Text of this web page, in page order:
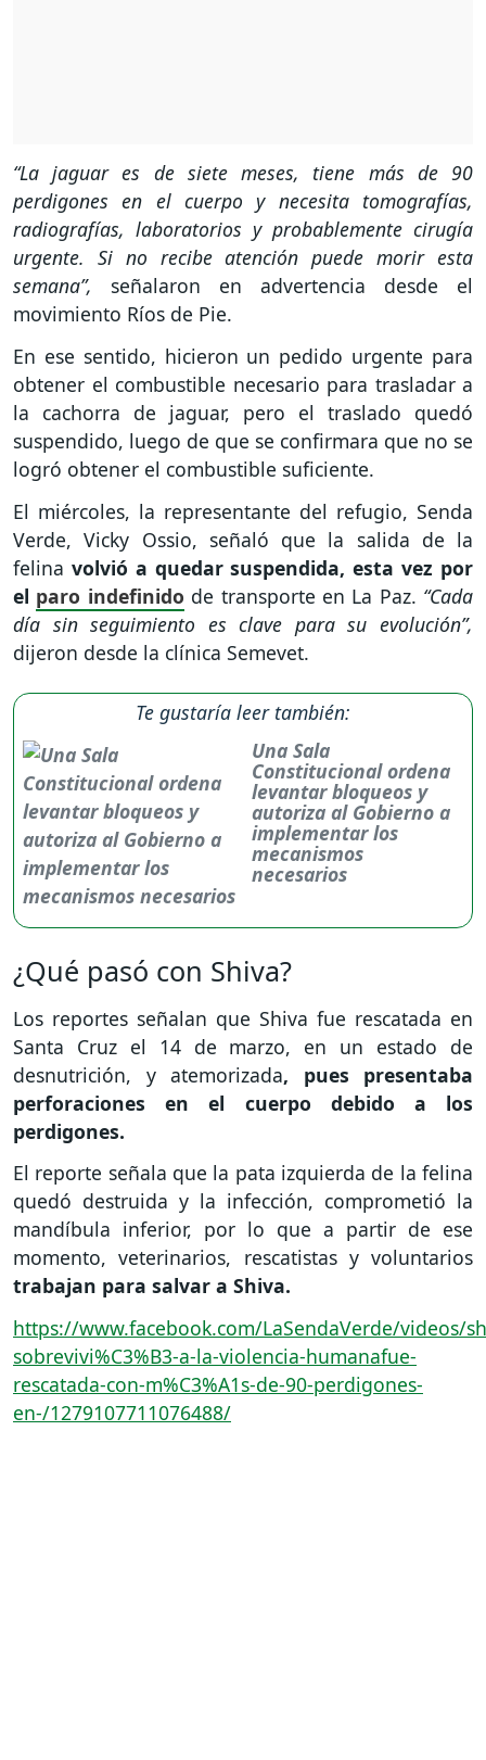
“La jaguar es de siete meses, tiene más de 90
perdigones en el cuerpo y necesita tomografías,
radiografías, laboratorios y probablemente cirugía
urgente. Si no recibe atención puede morir esta
semana”, señalaron en advertencia desde el
movimiento Ríos de Pie.
En ese sentido, hicieron un pedido urgente para
obtener el combustible necesario para trasladar a
la cachorra de jaguar, pero el traslado quedó
suspendido, luego de que se confirmara que no se
logró obtener el combustible suficiente.
El miércoles, la representante del refugio, Senda
Verde, Vicky Ossio, señaló que la salida de la
felina volvió a quedar suspendida, esta vez por
el paro indefinido de transporte en La Paz. “Cada
día sin seguimiento es clave para su evolución”,
dijeron desde la clínica Semevet.
Te gustaría leer también:
Una Sala
Constitucional ordena
levantar bloqueos y
autoriza al Gobierno a
implementar los
mecanismos
necesarios
¿Qué pasó con Shiva?
Los reportes señalan que Shiva fue rescatada en
Santa Cruz el 14 de marzo, en un estado de
desnutrición, y atemorizada, pues presentaba
perforaciones en el cuerpo debido a los
perdigones.
El reporte señala que la pata izquierda de la felina
quedó destruida y la infección, comprometió la
mandíbula inferior, por lo que a partir de ese
momento, veterinarios, rescatistas y voluntarios
trabajan para salvar a Shiva.
https://www.facebook.com/LaSendaVerde/videos/
sobrevivi%C3%B3-a-la-violencia-humanafue-
rescatada-con-m%C3%A1s-de-90-perdigones-
en-/1279107711076488/